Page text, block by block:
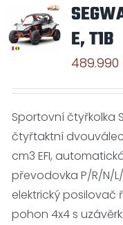
E, T1B
489.990
Sportovní čtyřkolka
čtyřtaktní dvouválec
cm3 EFI,
převodovka P/R/N/
elektrický posilovač
pohon 4x4 s